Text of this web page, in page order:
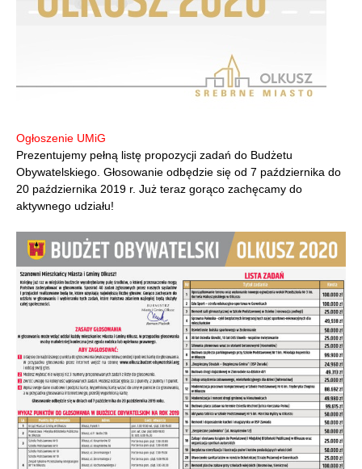
Ogłoszenie UMiG
Prezentujemy pełną listę propozycji zadań do Budżetu
Obywatelskiego. Głosowanie odbędzie się od 7 października do
20 października 2019 r. Już teraz gorąco zachęcamy do
aktywnego udziału!